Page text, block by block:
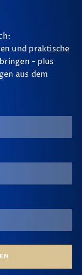
und praktische
- plus
aus dem